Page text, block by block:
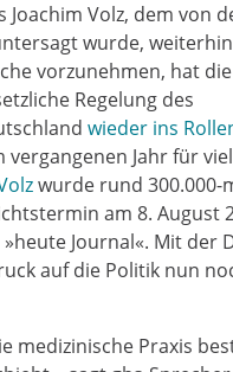
Joachim Volz, dem von
wurde,
vorzunehmen, hat
Regelung des
wieder ins
Jahr für
wurde rund 300.000-
am 8. August
Journal«. Mit der
auf die Politik nun
medizinische Praxis